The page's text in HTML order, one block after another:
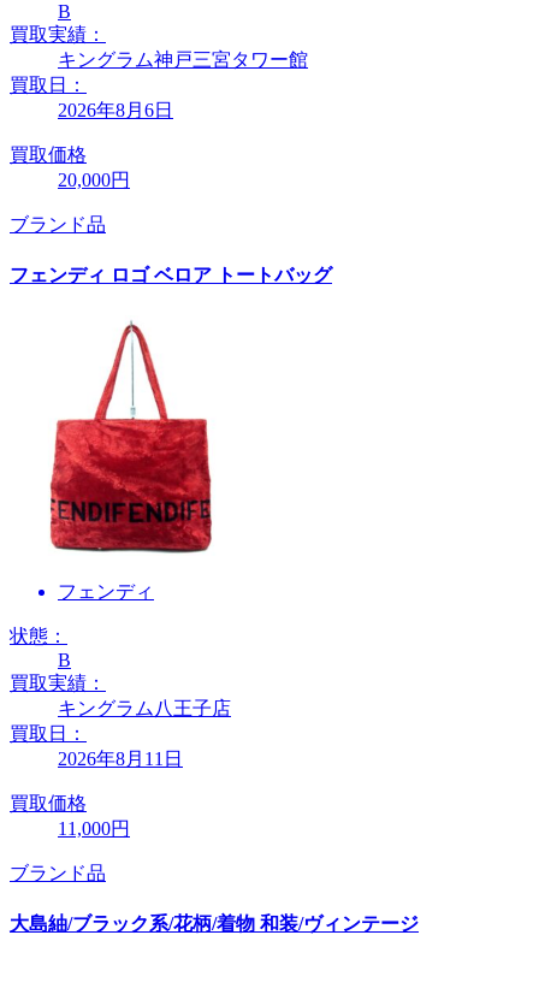
B
買取実績：
キングラム神戸三宮タワー館
買取日：
2026年8月6日
買取価格
20,000円
ブランド品
フェンディ ロゴ ベロア トートバッグ
フェンディ
状態：
B
買取実績：
キングラム八王子店
買取日：
2026年8月11日
買取価格
11,000円
ブランド品
大島紬/ブラック系/花柄/着物 和装/ヴィンテージ